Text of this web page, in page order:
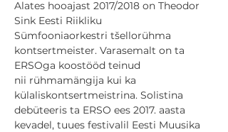
Alates hooajast 2017/2018 on Theodor
Sink Eesti Riikliku
Sümfooniaorkestri tšellorühma
kontsertmeister. Varasemalt on ta
ERSOga koostööd teinud
nii rühmamängija kui ka
külaliskontsertmeistrina. Solistina
debüteeris ta ERSO ees 2017. aasta
kevadel, tuues festivalil Eesti Muusika